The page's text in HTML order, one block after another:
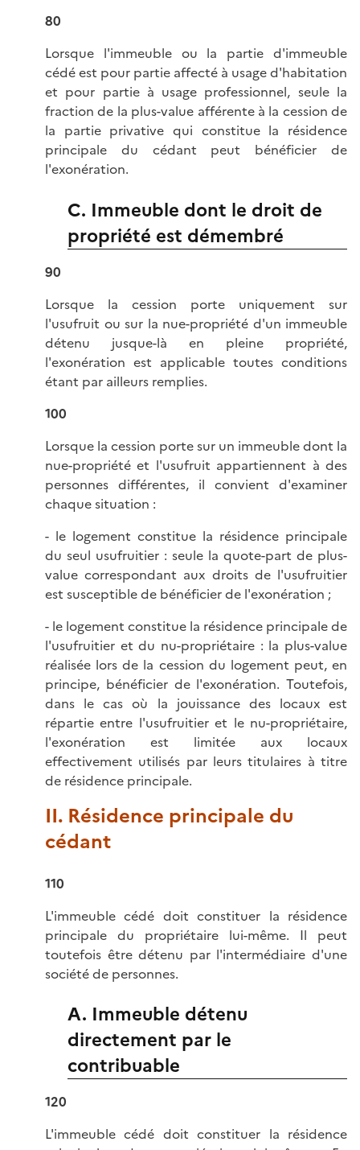
80
Lorsque l'immeuble ou la partie d'immeuble
cédé est pour partie affecté à usage d'habitation
et pour partie à usage professionnel, seule la
fraction de la plus-value afférente à la cession de
la partie privative qui constitue la résidence
principale du cédant peut bénéficier de
l'exonération.
C. Immeuble dont le droit de
propriété est démembré
90
Lorsque la cession porte uniquement sur
l'usufruit ou sur la nue-propriété d'un immeuble
détenu jusque-là en pleine propriété,
l'exonération est applicable toutes conditions
étant par ailleurs remplies.
100
Lorsque la cession porte sur un immeuble dont la
nue-propriété et l'usufruit appartiennent à des
personnes différentes, il convient d'examiner
chaque situation :
- le logement constitue la résidence principale
du seul usufruitier : seule la quote-part de plus-
value correspondant aux droits de l'usufruitier
est susceptible de bénéficier de l'exonération ;
- le logement constitue la résidence principale de
l'usufruitier et du nu-propriétaire : la plus-value
réalisée lors de la cession du logement peut, en
principe, bénéficier de l'exonération. Toutefois,
dans le cas où la jouissance des locaux est
répartie entre l'usufruitier et le nu-propriétaire,
l'exonération est limitée aux locaux
effectivement utilisés par leurs titulaires à titre
de résidence principale.
II. Résidence principale du
cédant
110
L'immeuble cédé doit constituer la résidence
principale du propriétaire lui-même. Il peut
toutefois être détenu par l'intermédiaire d'une
société de personnes.
A. Immeuble détenu
directement par le
contribuable
120
L'immeuble cédé doit constituer la résidence